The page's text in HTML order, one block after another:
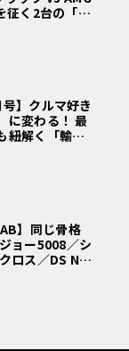
征く2台の「対
号】クルマ好き
に変わる！ 最
紐解く「輸入
】同じ骨格
ョー5008／シ
ロス／DS Nº4
ト